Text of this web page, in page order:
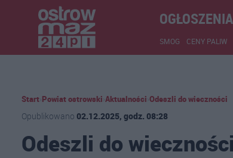
OGŁOSZENIA
SMOG CENY PALIW
Start Powiat ostrowski Aktualności Odeszli do wieczności
Opublikowano 02.12.2025, godz. 08:28
Odeszli do wieczności